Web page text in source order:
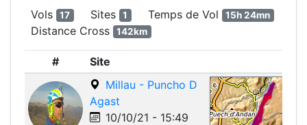
Vols 17 Sites 1 Temps de Vol 15h 24mn
Distance Cross 142km
# Site
Millau - Puncho D
Agast
10/10/21 - 15:49